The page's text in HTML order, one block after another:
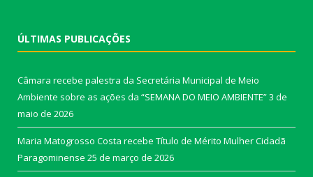
ÚLTIMAS PUBLICAÇÕES
Câmara recebe palestra da Secretária Municipal de Meio
Ambiente sobre as ações da “SEMANA DO MEIO AMBIENTE”3 de
maio de 2026
Maria Matogrosso Costa recebe Título de Mérito Mulher Cidadã
Paragominense 25 de março de 2026